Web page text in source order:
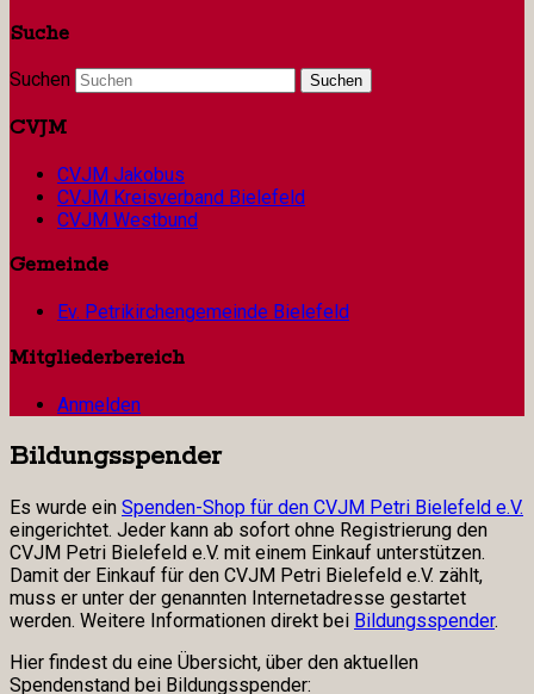
Suche
Suchen
CVJM
CVJM Jakobus
CVJM Kreisverband Bielefeld
CVJM Westbund
Gemeinde
Ev. Petrikirchengemeinde Bielefeld
Mitgliederbereich
Anmelden
Bildungsspender
Es wurde ein Spenden-Shop für den CVJM Petri Bielefeld e.V.
eingerichtet. Jeder kann ab sofort ohne Registrierung den
CVJM Petri Bielefeld e.V. mit einem Einkauf unterstützen.
Damit der Einkauf für den CVJM Petri Bielefeld e.V. zählt,
muss er unter der genannten Internetadresse gestartet
werden. Weitere Informationen direkt bei Bildungsspender.
Hier findest du eine Übersicht, über den aktuellen
Spendenstand bei Bildungsspender: